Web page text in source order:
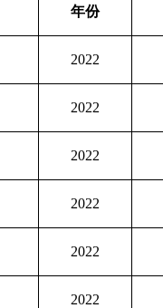
年份
2022
2022
2022
2022
2022
2022